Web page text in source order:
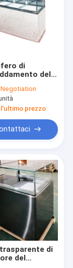
di
del
del
giunto del
45 gradi
Negotiation
prezzo
di
del